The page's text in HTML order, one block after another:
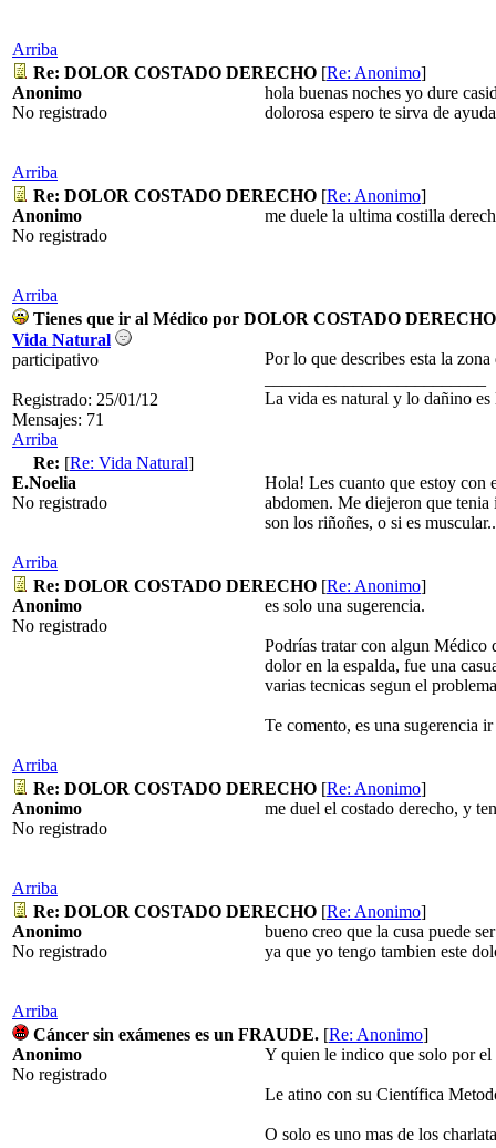
Arriba
Re: DOLOR COSTADO DERECHO [Re: Anonimo]
Anonimo
No registrado
hola buenas noches yo dure
dolorosa espero te sirva de
Arriba
Re: DOLOR COSTADO DERECHO [Re: Anonimo]
Anonimo
No registrado
me duele la ultima costilla
Arriba
Tienes que ir al Médico por DOLOR COSTADO DERECHO
Vida Natural
participativo
Registrado: 25/01/12
Mensajes: 71
Por lo que describes esta la
La vida es natural y lo dañino
Arriba
Re: [Re: Vida Natural]
E.Noelia
No registrado
Hola! Les cuanto que estoy con
abdomen. Me diejeron que
son los riñoñes, o si es
Arriba
Re: DOLOR COSTADO DERECHO [Re: Anonimo]
Anonimo
No registrado
es solo una sugerencia.
Podrías tratar con algun Médico
dolor en la espalda, fue una
varias tecnicas segun el
Te comento, es una sugerencia
Arriba
Re: DOLOR COSTADO DERECHO [Re: Anonimo]
Anonimo
No registrado
me duel el costado derecho, y
Arriba
Re: DOLOR COSTADO DERECHO [Re: Anonimo]
Anonimo
No registrado
bueno creo que la cusa puede
ya que yo tengo tambien este
Arriba
Cáncer sin exámenes es un FRAUDE. [Re: Anonimo]
Anonimo
No registrado
Y quien le indico que solo por
Le atino con su Científica
O solo es uno mas de los